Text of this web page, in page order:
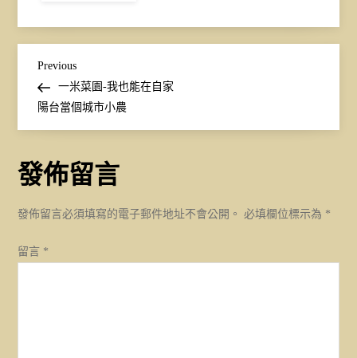
菜
文
章
覽
Previous
Post
Previous
一米菜園-我也能在自家
陽台當個城市小農
發佈留言
發佈留言必須填寫的電子郵件地址不會公開。 必填欄位標示為 *
留言 *